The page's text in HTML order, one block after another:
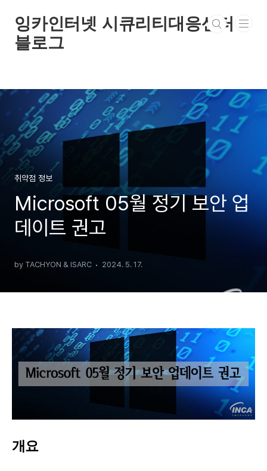
잉카인터넷 시큐리티대응센터
블로그
취약점 정보
Microsoft 05월 정기 보안 업
데이트 권고
by TACHYON & ISARC 2024. 5. 17.
개요